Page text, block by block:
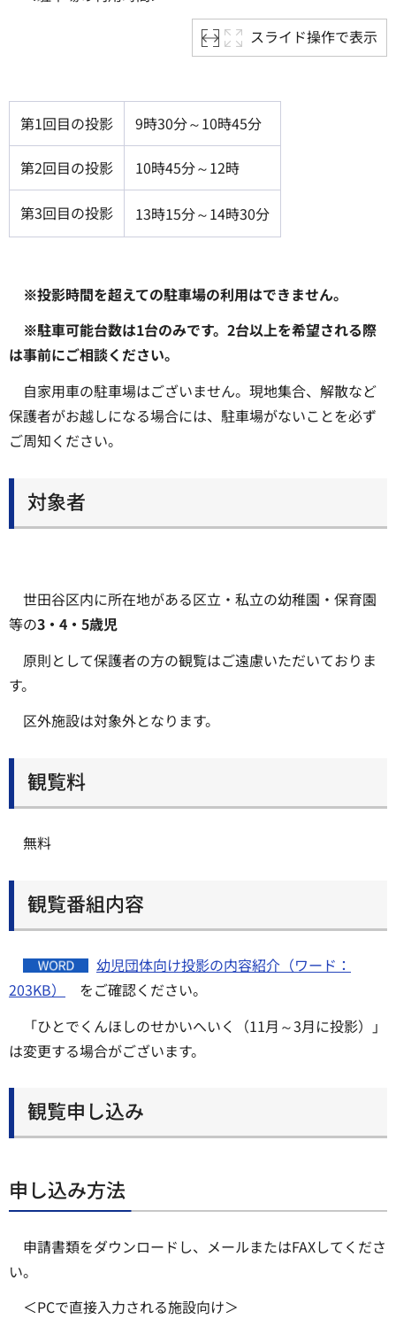
スライド操作で表示
第1回目の投影 9時30分～10時45分
第2回目の投影 10時45分～12時
第3回目の投影 13時15分～14時30分
※投影時間を超えての駐車場の利用はできません。
※駐車可能台数は1台のみです。2台以上を希望される際
は事前にご相談ください。
自家用車の駐車場はございません。現地集合、解散など
保護者がお越しになる場合には、駐車場がないことを必ず
ご周知ください。
対象者
世田谷区内に所在地がある区立・私立の幼稚園・保育園
等の3・4・5歳児
原則として保護者の方の観覧はご遠慮いただいておりま
す。
区外施設は対象外となります。
観覧料
無料
観覧番組内容
幼児団体向け投影の内容紹介（ワード：
203KB）
をご確認ください。
「ひとでくんほしのせかいへいく（11月～3月に投影）」
は変更する場合がございます。
観覧申し込み
申し込み方法
申請書類をダウンロードし、メールまたはFAXしてくださ
い。
＜PCで直接入力される施設向け＞